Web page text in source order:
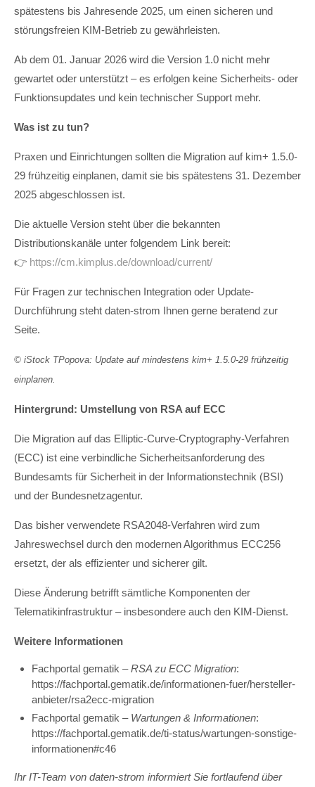
spätestens bis Jahresende 2025, um einen sicheren und
störungsfreien KIM-Betrieb zu gewährleisten.
Ab dem 01. Januar 2026 wird die Version 1.0 nicht mehr
gewartet oder unterstützt – es erfolgen keine Sicherheits- oder
Funktionsupdates und kein technischer Support mehr.
Was ist zu tun?
Praxen und Einrichtungen sollten die Migration auf kim+ 1.5.0-
29 frühzeitig einplanen, damit sie bis spätestens 31. Dezember
2025 abgeschlossen ist.
Die aktuelle Version steht über die bekannten
Distributionskanäle unter folgendem Link bereit:
👉 https://cm.kimplus.de/download/current/
Für Fragen zur technischen Integration oder Update-
Durchführung steht daten-strom Ihnen gerne beratend zur
Seite.
© iStock TPopova: Update auf mindestens kim+ 1.5.0-29 frühzeitig
einplanen.
Hintergrund: Umstellung von RSA auf ECC
Die Migration auf das Elliptic-Curve-Cryptography-Verfahren
(ECC) ist eine verbindliche Sicherheitsanforderung des
Bundesamts für Sicherheit in der Informationstechnik (BSI)
und der Bundesnetzagentur.
Das bisher verwendete RSA2048-Verfahren wird zum
Jahreswechsel durch den modernen Algorithmus ECC256
ersetzt, der als effizienter und sicherer gilt.
Diese Änderung betrifft sämtliche Komponenten der
Telematikinfrastruktur – insbesondere auch den KIM-Dienst.
Weitere Informationen
Fachportal gematik –RSA zu ECC Migration:
https://fachportal.gematik.de/informationen-fuer/hersteller-
anbieter/rsa2ecc-migration
Fachportal gematik – Wartungen & Informationen:
https://fachportal.gematik.de/ti-status/wartungen-sonstige-
informationen#c46
Ihr IT-Team von daten-strom informiert Sie fortlaufend über